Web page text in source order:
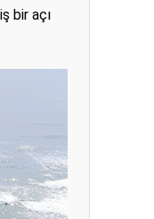
bir açı